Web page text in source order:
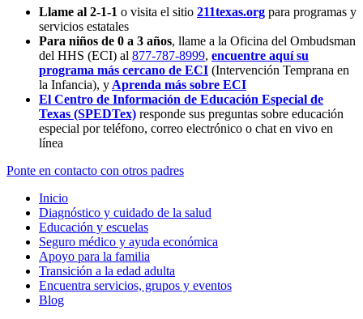
Llame al 2-1-1 o visita el sitio 211texas.org para programas y
servicios estatales
Para niños de 0 a 3 años, llame a la Oficina del Ombudsman
del HHS (ECI) al 877-787-8999, encuentre aquí su
programa más cercano de ECI (Intervención Temprana en
la Infancia), y Aprenda más sobre ECI
El Centro de Información de Educación Especial de
Texas (SPEDTex) responde sus preguntas sobre educación
especial por teléfono, correo electrónico o chat en vivo en
línea
Ponte en contacto con otros padres
Inicio
Diagnóstico y cuidado de la salud
Educación y escuelas
Seguro médico y ayuda económica
Apoyo para la familia
Transición a la edad adulta
Encuentra servicios, grupos y eventos
Blog